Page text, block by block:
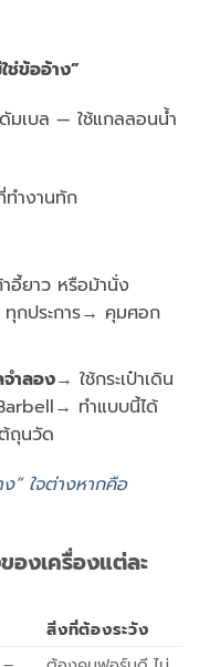
ช่ข้ออ้าง”
มเบล — ใช้แกลลอนน้ำ
ำงานทัก
อี้ยาว หรือม้านั่ง
กประการ→ คุมศอก
จำลอง→ ใช้กระเป๋าเดิน
ทำแบบนี้ได้
ถุนวัด
” ใจต่างหากคือ
องเครื่องแต่ละ
สิ่งที่ต้องระวัง